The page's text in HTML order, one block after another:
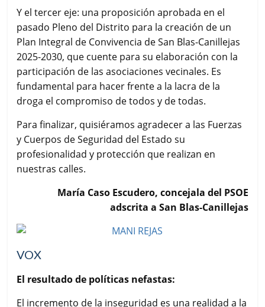
Y el tercer eje: una proposición aprobada en el
pasado Pleno del Distrito para la creación de un
Plan Integral de Convivencia de San Blas-Canillejas
2025-2030, que cuente para su elaboración con la
participación de las asociaciones vecinales. Es
fundamental para hacer frente a la lacra de la
droga el compromiso de todos y de todas.
Para finalizar, quisiéramos agradecer a las Fuerzas
y Cuerpos de Seguridad del Estado su
profesionalidad y protección que realizan en
nuestras calles.
María Caso Escudero, concejala del PSOE
adscrita a San Blas-Canillejas
VOX
El resultado de políticas nefastas:
El incremento de la inseguridad es una realidad a la